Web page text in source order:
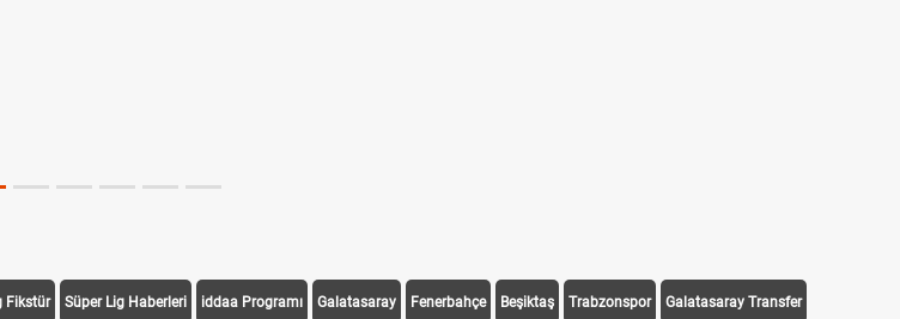
Fikstür Süper Lig Haberleri iddaa Programı Galatasaray Fenerbahçe Beşiktaş Trabzonspor Galatasaray Transfer